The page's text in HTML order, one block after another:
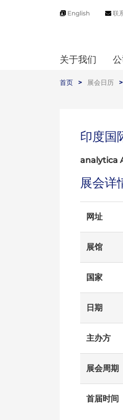
English 联
关于我们
首页 > 展会日历 >
印度国
analytica
展会详
网址
展馆
国家
日期
主办方
展会周期
首届时间